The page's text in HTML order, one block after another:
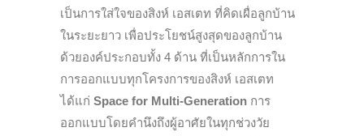
เป็นการใส่ใจของสิงห์ เอสเตท ที่คิดเผื่อลูกบ้าน
ในระยะยาว เพื่อประโยชน์สูงสุดของลูกบ้าน
ด้วยองค์ประกอบทั้ง 4 ด้าน ที่เป็นหลักการใน
การออกแบบทุกโครงการของสิงห์ เอสเตท
ได้แก่ Space for Multi-Generation การ
ออกแบบโดยคำนึงถึงผู้อาศัยในทุกช่วงวัย